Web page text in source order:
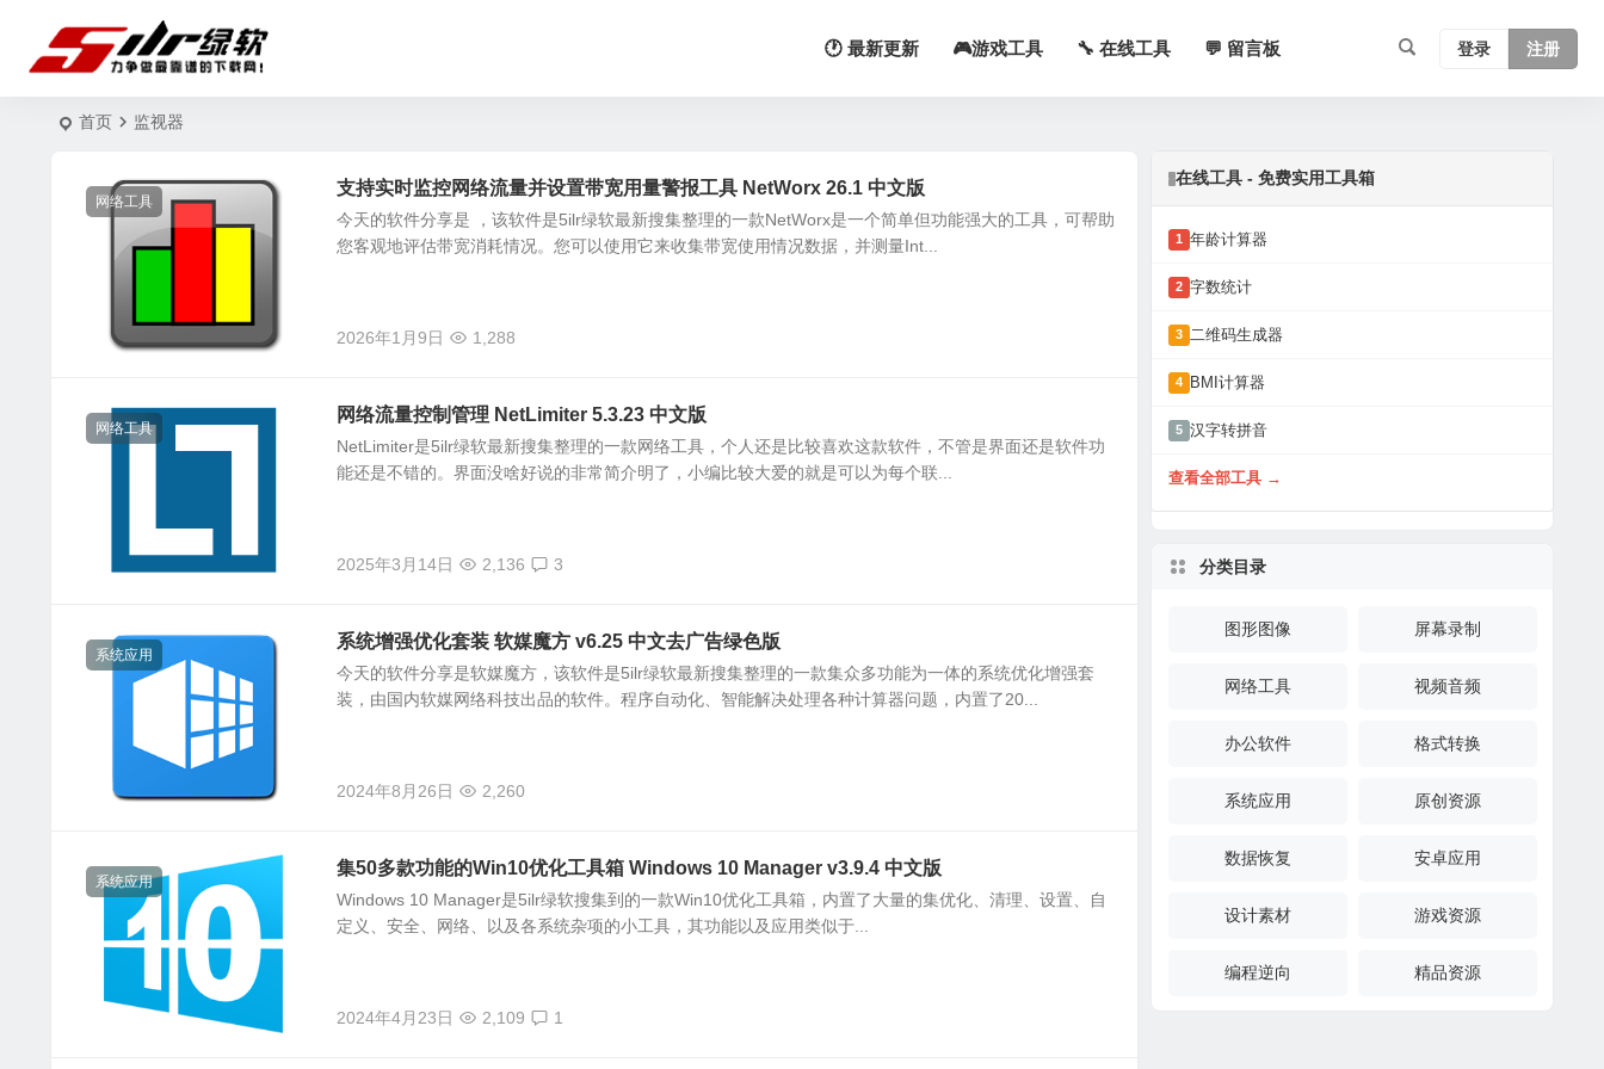
🕐 最新更新 🎮游戏工具 🔧 在线工具 💬 留言板 登录 注册
首页 监视器
网络工具
支持实时监控网络流量并设置带宽用量警报工具 NetWorx 26.1 中文版
今天的软件分享是 ，该软件是5ilr绿软最新搜集整理的一款NetWorx是一个简单但功能强大的工具，可帮助
您客观地评估带宽消耗情况。您可以使用它来收集带宽使用情况数据，并测量Int...
2026年1月9日 1,288
网络工具
网络流量控制管理 NetLimiter 5.3.23 中文版
NetLimiter是5ilr绿软最新搜集整理的一款网络工具，个人还是比较喜欢这款软件，不管是界面还是软件功
能还是不错的。界面没啥好说的非常简介明了，小编比较大爱的就是可以为每个联...
2025年3月14日 2,136 3
系统应用
系统增强优化套装 软媒魔方 v6.25 中文去广告绿色版
今天的软件分享是软媒魔方，该软件是5ilr绿软最新搜集整理的一款集众多功能为一体的系统优化增强套
装，由国内软媒网络科技出品的软件。程序自动化、智能解决处理各种计算器问题，内置了20...
2024年8月26日 2,260
系统应用
集50多款功能的Win10优化工具箱 Windows 10 Manager v3.9.4 中文版
Windows 10 Manager是5ilr绿软搜集到的一款Win10优化工具箱，内置了大量的集优化、清理、设置、自
定义、安全、网络、以及各系统杂项的小工具，其功能以及应用类似于...
2024年4月23日 2,109 1
在线工具 - 免费实用工具箱
1 年龄计算器
2 字数统计
3 二维码生成器
4 BMI计算器
5 汉字转拼音
查看全部工具 →
分类目录
图形图像 屏幕录制
网络工具 视频音频
办公软件 格式转换
系统应用 原创资源
数据恢复 安卓应用
设计素材 游戏资源
编程逆向 精品资源